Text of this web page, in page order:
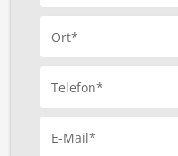
Ort*
Telefon*
E-Mail*